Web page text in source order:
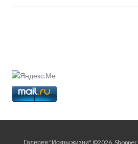
Галерея "Искры жизни" ©2026. Shopper